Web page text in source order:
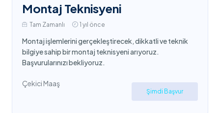
Montaj Teknisyeni
Tam Zamanlı 1 yıl önce
Montaj işlemlerini gerçekleştirecek, dikkatli ve teknik
bilgiye sahip bir montaj teknisyeni arıyoruz.
Başvurularınızı bekliyoruz.
Çekici Maaş
Şimdi Başvur